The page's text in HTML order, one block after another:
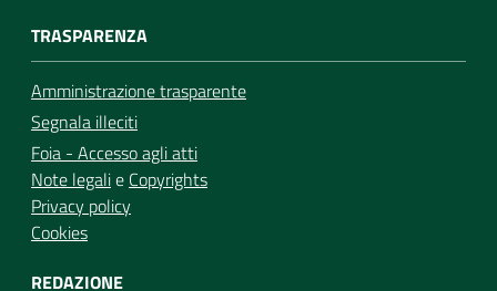
TRASPARENZA
Amministrazione trasparente
Segnala illeciti
Foia - Accesso agli atti
Note legalie Copyrights
Privacy policy
Cookies
REDAZIONE